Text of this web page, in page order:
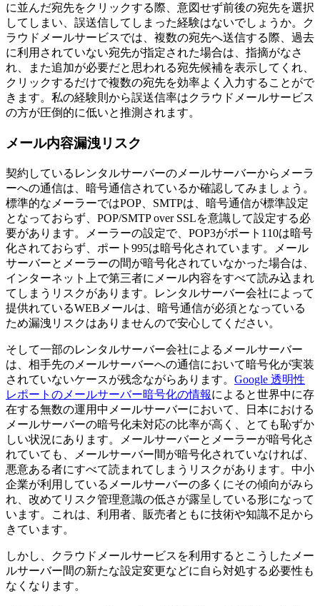
に並んだ宛先をクリックする際、意図せず前後の宛先を選択
してしまい、誤送信してしまった経験はないでしょうか。ク
ラウドメールサービスでは、複数の宛先へ送信する際、過去
に利用されていない宛先が指定された場合は、指摘がなさ
れ、また追加が必要だと思われる宛先候補を表示してくれ、
クリックするだけで複数の宛先を効率よく入力することがで
きます。私の経験則から誤送信率はクラウドメールサービス
の方が圧倒的に低いと推測されます。
メール内容漏洩リスク
契約しているレンタルサーバーのメールサーバーからメーラ
ーへの通信は、暗号通信されているか確認してみましょう。
標準的なメーラーではPOP、SMTPは、暗号通信が標準設定
となっておらず、POP/SMTP over SSLを意識して設定する必
要があります。メーラーの設定で、POP3がポート110は暗号
化されておらず、ポート995は暗号化されています。メール
サーバーとメーラーの間が暗号化されていなかった場合は、
インターネット上で第三者にメール内容をすべて読み込まれ
てしまうリスクがあります。レンタルサーバー会社によって
提供れているWEBメールは、暗号通信が必須となっている
ため漏洩リスクはありませんので安心してください。
そして一部のレンタルサーバー会社によるメールサーバー
は、相手先のメールサーバーへの通信において暗号化が実装
されていないケースが残念ながらあります。 Google 透明性
レポートのメールサーバー暗号化の情報によると世界中に存
在する無数の運用中メールサーバーにおいて、日本における
メールサーバーの暗号化未対応の比率が高く、とても恥ずか
しい状況にあります。メールサーバーとメーラーが暗号化さ
れていても、メールサーバー間が暗号化されていなければ、
悪意ある者にすべて読まれてしまうリスクがあります。中小
企業が利用しているメールサーバーの多くにその傾向がみら
れ、改めてリスク管理意識の低さが露呈している形になって
います。これは、利用者、販売者ともに技術や知識不足から
きています。
しかし、クラウドメールサービスを利用するとこうしたメー
ルサーバー間の新たな設定変更などに自ら対処する必要性も
なくなります。